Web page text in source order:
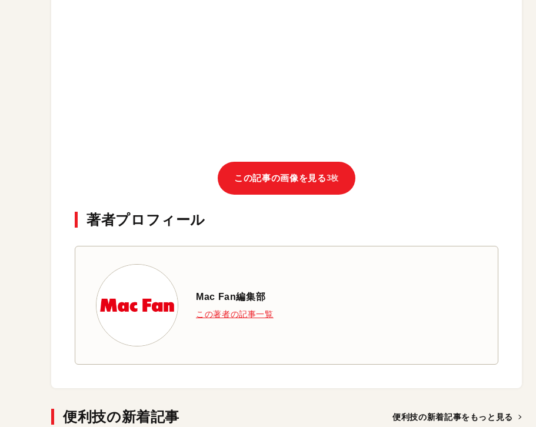
この記事の画像を見る3枚
著者プロフィール
Mac Fan編集部
この著者の記事一覧
便利技の新着記事 便利技の新着記事をもっと見る